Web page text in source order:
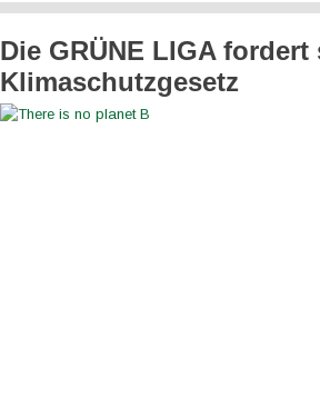
Die GRÜNE LIGA fordert
Klimaschutzgesetz